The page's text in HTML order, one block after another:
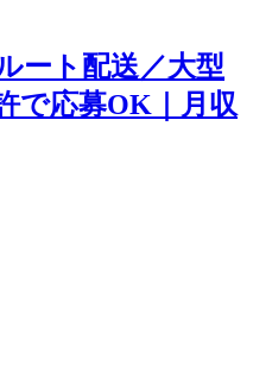
ート配送／大型
で応募OK｜月収